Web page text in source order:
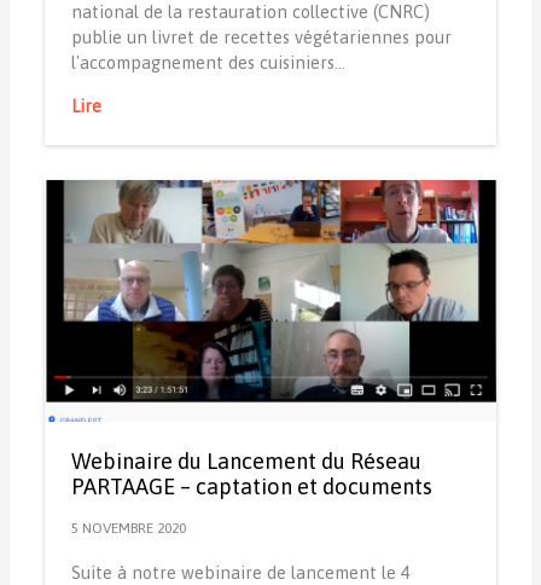
national de la restauration collective (CNRC)
publie un livret de recettes végétariennes pour
l'accompagnement des cuisiniers…
Lire
Webinaire du Lancement du Réseau
PARTAAGE – captation et documents
5 NOVEMBRE 2020
Suite à notre webinaire de lancement le 4